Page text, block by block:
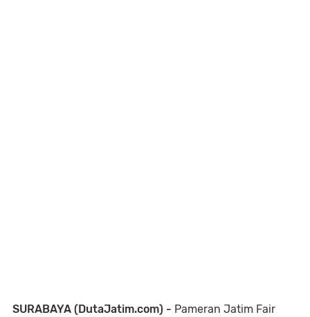
SURABAYA (DutaJatim.com) - Pameran Jatim Fair